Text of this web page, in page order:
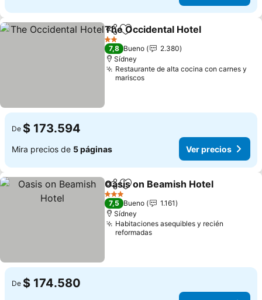
Compartir
Agregar a favoritos
The Occidental Hotel
2 Estrellas
7,8 Bueno
2.380
Sídney
Restaurante de alta cocina con carnes y
mariscos
De $ 173.594
Mira precios de 5 páginas Ver precios
CompartirAgregar a favoritos
Oasis on Beamish Hotel
3 Estrellas
7,5 Bueno
1.161
Sídney
Habitaciones asequibles y recién
reformadas
De $ 174.580